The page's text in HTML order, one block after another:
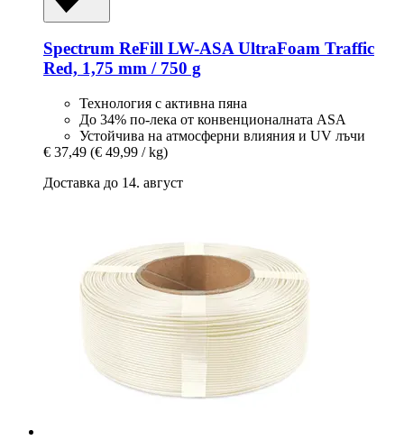
Spectrum ReFill LW-​ASA UltraFoam Traffic
Red, 1,75 mm / 750 g
Технология с активна пяна
До 34% по-лека от конвенционалната ASA
Устойчива на атмосферни влияния и UV лъчи
€ 37,49 (€ 49,99 / kg)
Доставка до 14. август